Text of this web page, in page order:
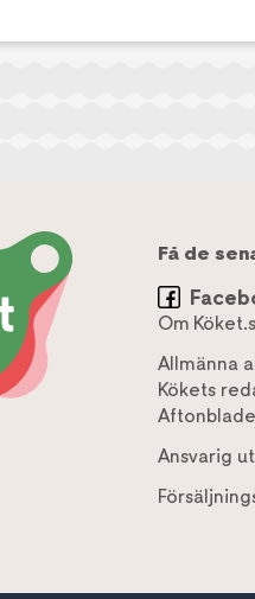
Få de
Om
Allmänna
Kökets
Ansvarig